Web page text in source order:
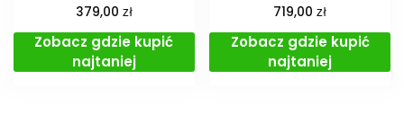
379,00 zł
Zobacz gdzie kupić
najtaniej
719,00zł
Zobacz gdzie kupić
najtaniej